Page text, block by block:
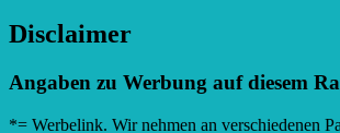
Disclaimer
Angaben zu Werbung auf diesem
*= Werbelink. Wir nehmen an verschiedenen